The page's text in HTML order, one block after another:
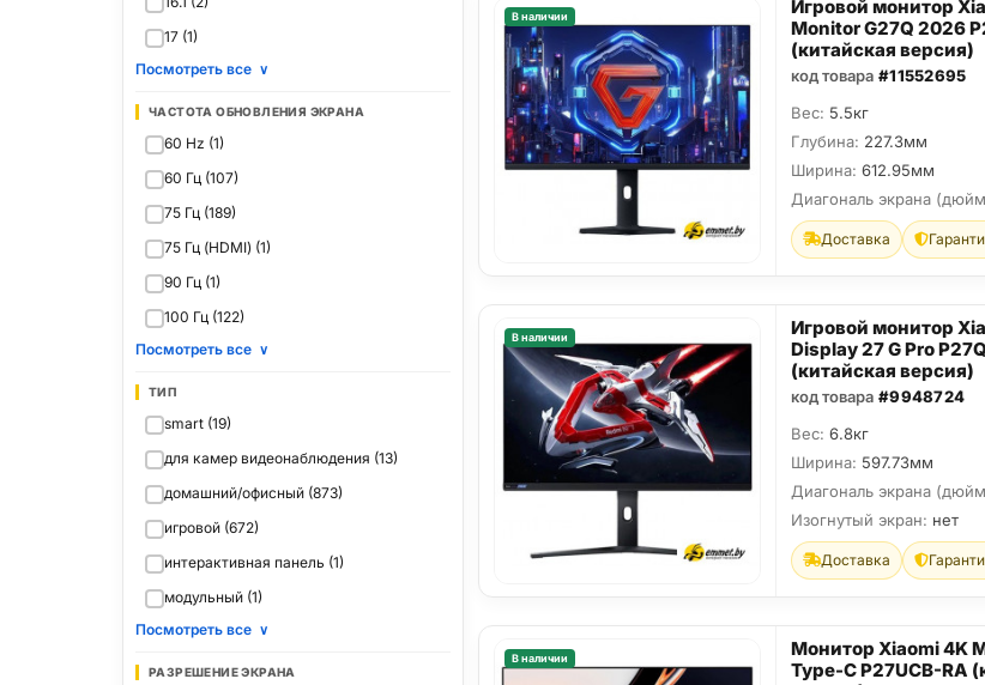
17 (1)
Посмотреть все ∨
ЧАСТОТА ОБНОВЛЕНИЯ ЭКРАНА
60 Hz (1)
60 Гц (107)
75 Гц (189)
75 Гц (HDMI) (1)
90 Гц (1)
100 Гц (122)
Посмотреть все ∨
ТИП
smart (19)
для камер видеонаблюдения (13)
домашний/офисный (873)
игровой (672)
интерактивная панель (1)
модульный (1)
Посмотреть все ∨
РАЗРЕШЕНИЕ ЭКРАНА
В наличии
Игровой монитор
Monitor G27Q 2026
(китайская версия)
код товара #11552695
Вес: 5.5кг
Глубина: 227.3мм
Ширина: 612.95мм
Диагональ экрана
Доставка
В наличии
Игровой монитор
Display 27 G Pro
(китайская версия)
код товара #9948724
Вес: 6.8кг
Ширина: 597.73мм
Диагональ экрана
Изогнутый экран: нет
Доставка
В наличии
Монитор Xiaomi 4K
Type-C P27UCB-RA